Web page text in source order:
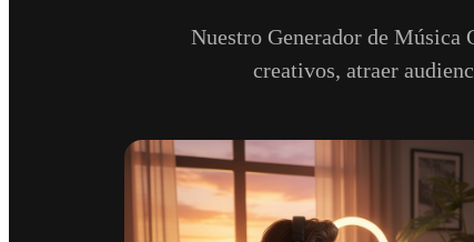
Nuestro Generador de
creativos, atraer